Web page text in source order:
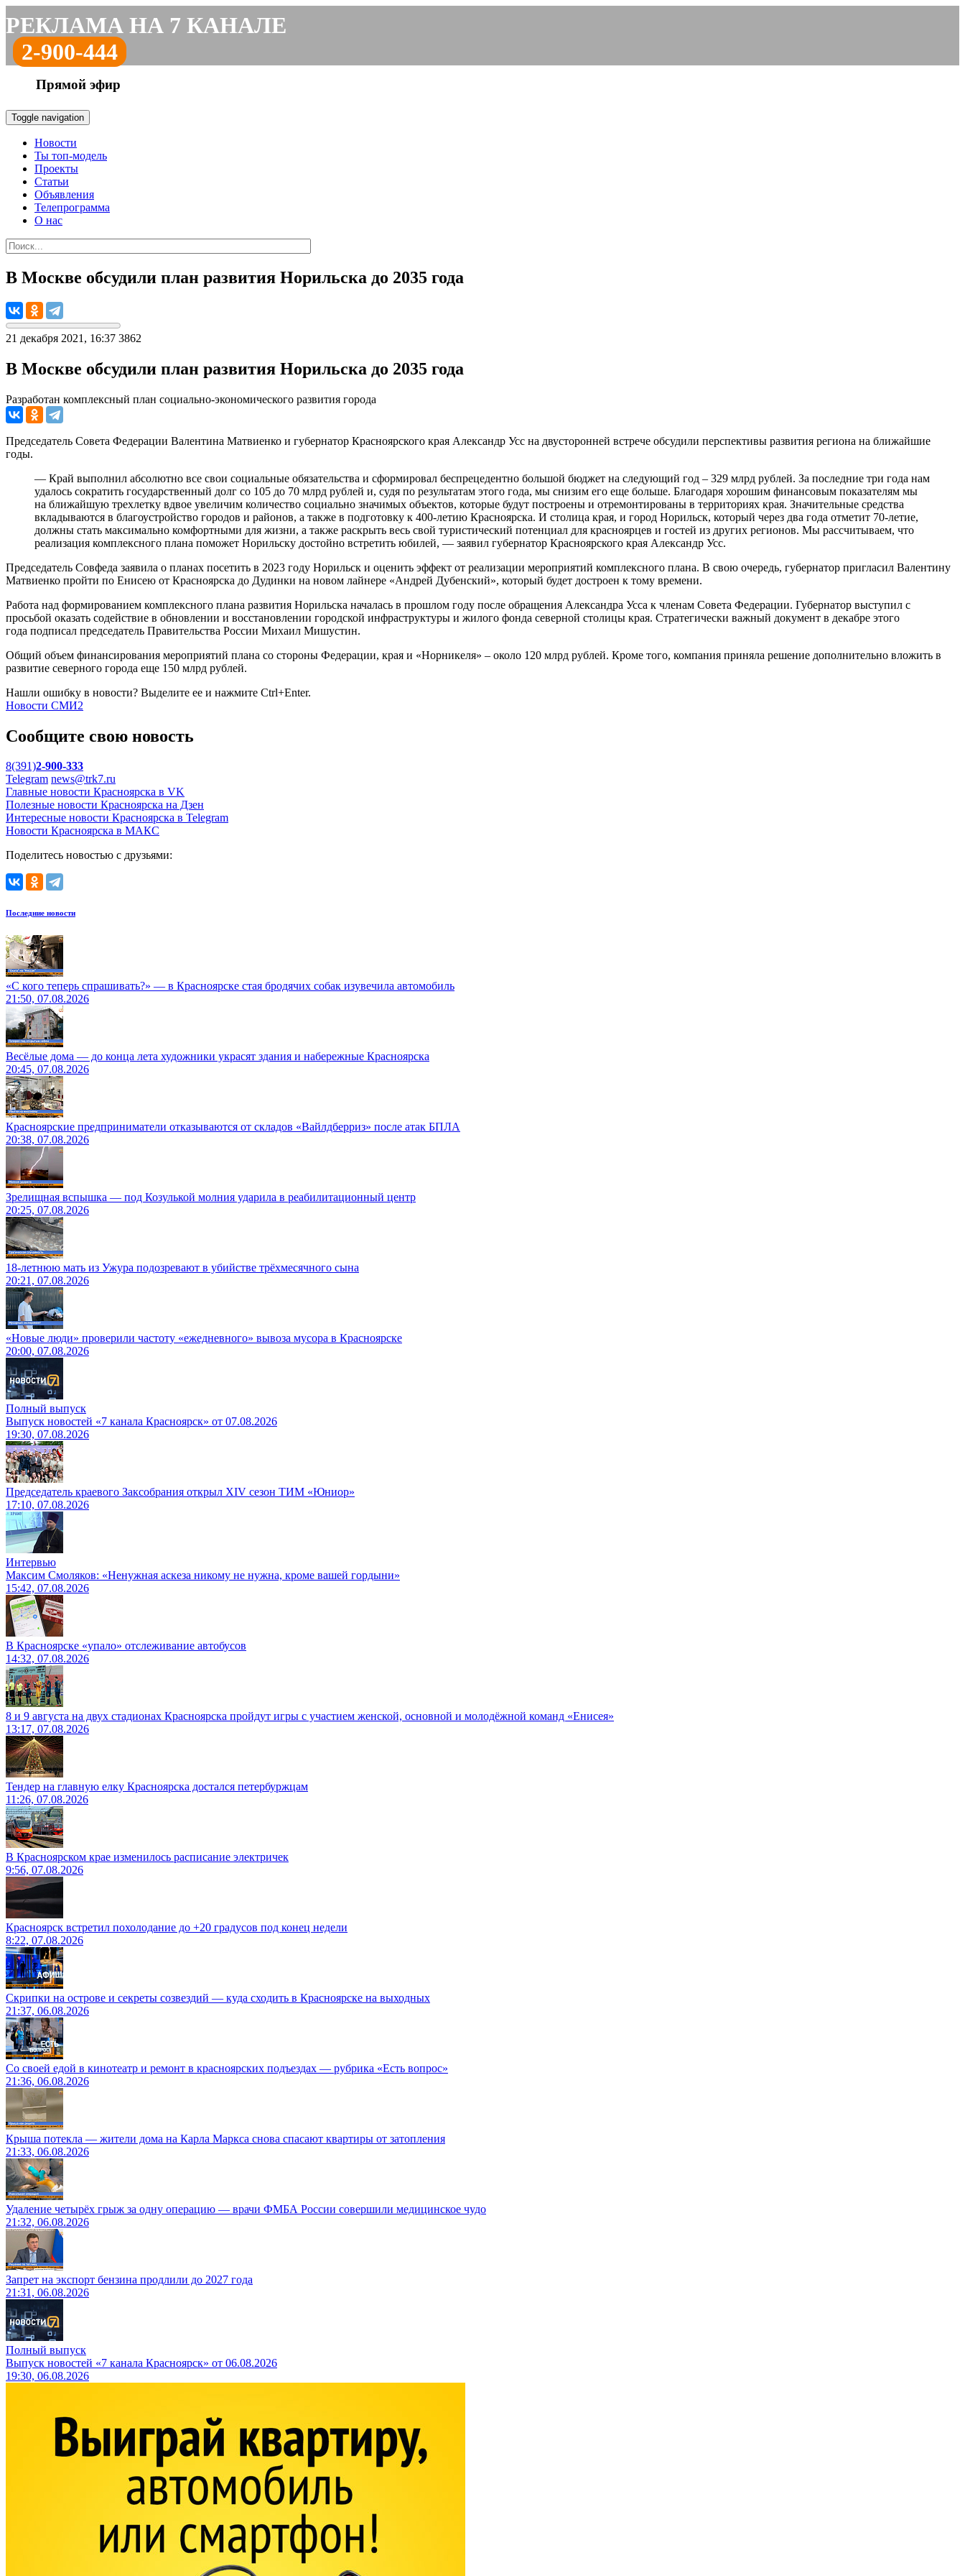
РЕКЛАМА НА 7 КАНАЛЕ
2-900-444
Прямой эфир
Toggle navigation
Новости
Ты топ-модель
Проекты
Статьи
Объявления
Телепрограмма
О нас
В Москве обсудили план развития Норильска до 2035 года
21 декабря 2021, 16:37 3862
В Москве обсудили план развития Норильска до 2035 года
Разработан комплексный план социально-экономического развития города
Председатель Совета Федерации Валентина Матвиенко и губернатор Красноярского края Александр Усс на двусторонней встрече обсудили перспективы развития региона на ближайшие
годы.
— Край выполнил абсолютно все свои социальные обязательства и сформировал беспрецедентно большой бюджет на следующий год – 329 млрд рублей. За последние три года нам
удалось сократить государственный долг со 105 до 70 млрд рублей и, судя по результатам этого года, мы снизим его еще больше. Благодаря хорошим финансовым показателям мы
на ближайшую трехлетку вдвое увеличим количество социально значимых объектов, которые будут построены и отремонтированы в территориях края. Значительные средства
вкладываются в благоустройство городов и районов, а также в подготовку к 400-летию Красноярска. И столица края, и город Норильск, который через два года отметит 70-летие,
должны стать максимально комфортными для жизни, а также раскрыть весь свой туристический потенциал для красноярцев и гостей из других регионов. Мы рассчитываем, что
реализация комплексного плана поможет Норильску достойно встретить юбилей, — заявил губернатор Красноярского края Александр Усс.
Председатель Совфеда заявила о планах посетить в 2023 году Норильск и оценить эффект от реализации мероприятий комплексного плана. В свою очередь, губернатор пригласил Валентину
Матвиенко пройти по Енисею от Красноярска до Дудинки на новом лайнере «Андрей Дубенский», который будет достроен к тому времени.
Работа над формированием комплексного плана развития Норильска началась в прошлом году после обращения Александра Усса к членам Совета Федерации. Губернатор выступил с
просьбой оказать содействие в обновлении и восстановлении городской инфраструктуры и жилого фонда северной столицы края. Стратегически важный документ в декабре этого
года подписал председатель Правительства России Михаил Мишустин.
Общий объем финансирования мероприятий плана со стороны Федерации, края и «Норникеля» – около 120 млрд рублей. Кроме того, компания приняла решение дополнительно вложить в
развитие северного города еще 150 млрд рублей.
Нашли ошибку в новости? Выделите ее и нажмите Ctrl+Enter.
Новости СМИ2
Сообщите свою новость
8(391)2-900-333
Telegram news@trk7.ru
Главные новости Красноярска в VK
Полезные новости Красноярска на Дзен
Интересные новости Красноярска в Telegram
Новости Красноярска в МАКС
Поделитесь новостью с друзьями:
Последние новости
«С кого теперь спрашивать?» — в Красноярске стая бродячих собак изувечила автомобиль
21:50, 07.08.2026
Весёлые дома — до конца лета художники украсят здания и набережные Красноярска
20:45, 07.08.2026
Красноярские предприниматели отказываются от складов «Вайлдберриз» после атак БПЛА
20:38, 07.08.2026
Зрелищная вспышка — под Козулькой молния ударила в реабилитационный центр
20:25, 07.08.2026
18-летнюю мать из Ужура подозревают в убийстве трёхмесячного сына
20:21, 07.08.2026
«Новые люди» проверили частоту «ежедневного» вывоза мусора в Красноярске
20:00, 07.08.2026
Полный выпуск
Выпуск новостей «7 канала Красноярск» от 07.08.2026
19:30, 07.08.2026
Председатель краевого Заксобрания открыл XIV сезон ТИМ «Юниор»
17:10, 07.08.2026
Интервью
Максим Смоляков: «Ненужная аскеза никому не нужна, кроме вашей гордыни»
15:42, 07.08.2026
В Красноярске «упало» отслеживание автобусов
14:32, 07.08.2026
8 и 9 августа на двух стадионах Красноярска пройдут игры с участием женской, основной и молодёжной команд «Енисея»
13:17, 07.08.2026
Тендер на главную елку Красноярска достался петербуржцам
11:26, 07.08.2026
В Красноярском крае изменилось расписание электричек
9:56, 07.08.2026
Красноярск встретил похолодание до +20 градусов под конец недели
8:22, 07.08.2026
Скрипки на острове и секреты созвездий — куда сходить в Красноярске на выходных
21:37, 06.08.2026
Со своей едой в кинотеатр и ремонт в красноярских подъездах — рубрика «Есть вопрос»
21:36, 06.08.2026
Крыша потекла — жители дома на Карла Маркса снова спасают квартиры от затопления
21:33, 06.08.2026
Удаление четырёх грыж за одну операцию — врачи ФМБА России совершили медицинское чудо
21:32, 06.08.2026
Запрет на экспорт бензина продлили до 2027 года
21:31, 06.08.2026
Полный выпуск
Выпуск новостей «7 канала Красноярск» от 06.08.2026
19:30, 06.08.2026